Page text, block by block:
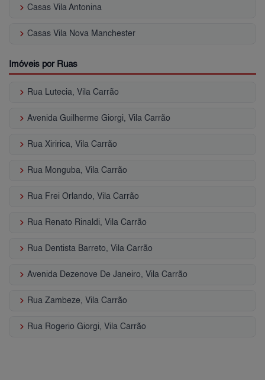
keyboard_arrow_right Casas Vila Antonina
keyboard_arrow_right Casas Vila Nova Manchester
Imóveis por Ruas
keyboard_arrow_right Rua Lutecia, Vila Carrão
keyboard_arrow_right Avenida Guilherme Giorgi, Vila Carrão
keyboard_arrow_right Rua Xiririca, Vila Carrão
keyboard_arrow_right Rua Monguba, Vila Carrão
keyboard_arrow_right Rua Frei Orlando, Vila Carrão
keyboard_arrow_right Rua Renato Rinaldi, Vila Carrão
keyboard_arrow_right Rua Dentista Barreto, Vila Carrão
keyboard_arrow_right Avenida Dezenove De Janeiro, Vila Carrão
keyboard_arrow_right Rua Zambeze, Vila Carrão
keyboard_arrow_right Rua Rogerio Giorgi, Vila Carrão